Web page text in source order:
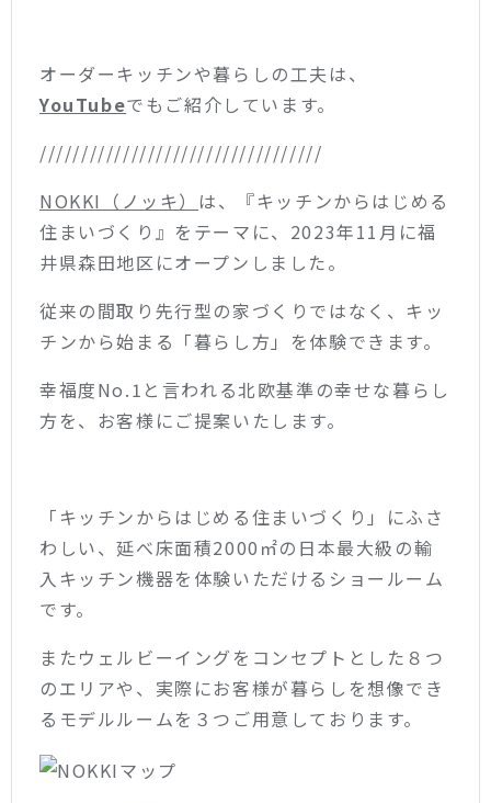
オーダーキッチンや暮らしの工夫は、
YouTubeでもご紹介しています。
//////////////////////////////////
NOKKI（ノッキ） は、『キッチンからはじめる
住まいづくり』をテーマに、2023年11月に福
井県森田地区にオープンしました。
従来の間取り先行型の家づくりではなく、キッ
チンから始まる「暮らし方」を体験できます。
幸福度No.1と言われる北欧基準の幸せな暮らし
方を、お客様にご提案いたします。
「キッチンからはじめる住まいづくり」にふさ
わしい、延べ床面積2000㎡の日本最大級の輸
入キッチン機器を体験いただけるショールーム
です。
またウェルビーイングをコンセプトとした８つ
のエリアや、実際にお客様が暮らしを想像でき
るモデルルームを３つご用意しております。